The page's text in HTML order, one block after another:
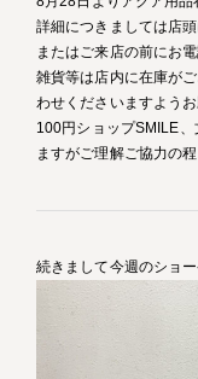
詳細につきましては店頭
またはご来店の前にお
雑貨等は店内に在庫が
わせくださいますようお
100円ショップSMILE
ますがご理解ご協力の
続きまして今週のショ